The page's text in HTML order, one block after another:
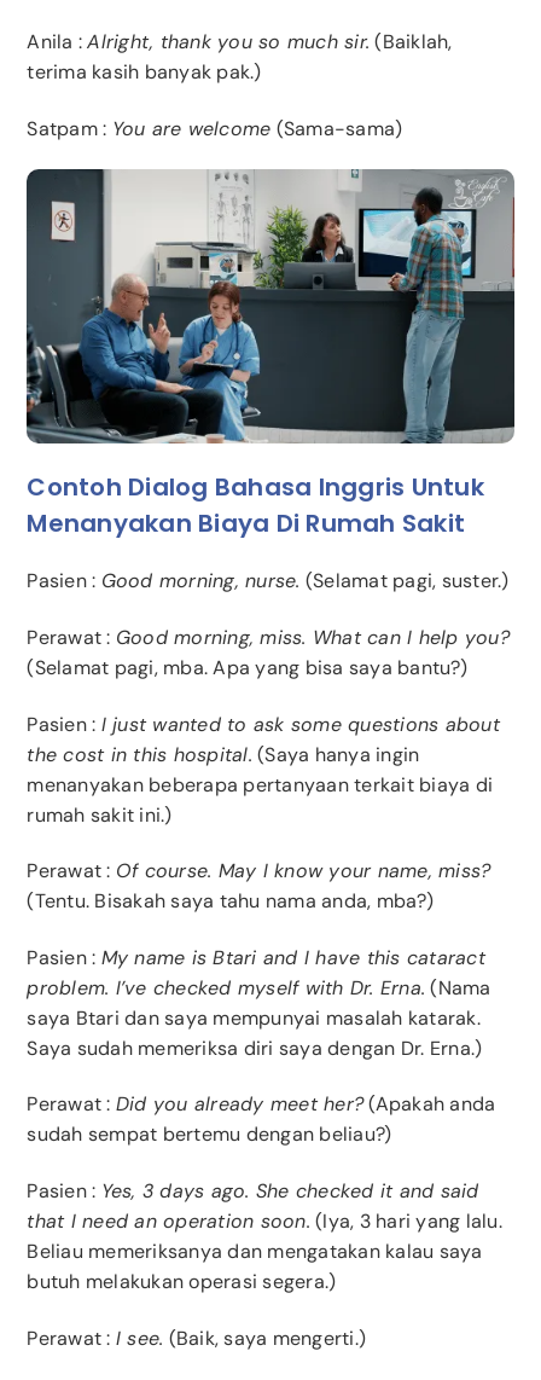
Anila :Alright, thank you so much sir. (Baiklah,
terima kasih banyak pak.)
Satpam : You are welcome (Sama-sama)
Contoh Dialog Bahasa Inggris Untuk
Menanyakan Biaya Di Rumah Sakit
Pasien : Good morning, nurse. (Selamat pagi, suster.)
Perawat : Good morning, miss. What can I help you?
(Selamat pagi, mba. Apa yang bisa saya bantu?)
Pasien : I just wanted to ask some questions about
the cost in this hospital. (Saya hanya ingin
menanyakan beberapa pertanyaan terkait biaya di
rumah sakit ini.)
Perawat : Of course. May I know your name, miss?
(Tentu. Bisakah saya tahu nama anda, mba?)
Pasien : My name is Btari and I have this cataract
problem. I’ve checked myself with Dr. Erna. (Nama
saya Btari dan saya mempunyai masalah katarak.
Saya sudah memeriksa diri saya dengan Dr. Erna.)
Perawat : Did you already meet her?(Apakah anda
sudah sempat bertemu dengan beliau?)
Pasien : Yes, 3 days ago. She checked it and said
that I need an operation soon. (Iya, 3 hari yang lalu.
Beliau memeriksanya dan mengatakan kalau saya
butuh melakukan operasi segera.)
Perawat : I see. (Baik, saya mengerti.)